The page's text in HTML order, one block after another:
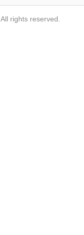
All rights reserved.